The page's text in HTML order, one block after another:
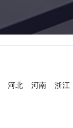
河北 河南 浙江